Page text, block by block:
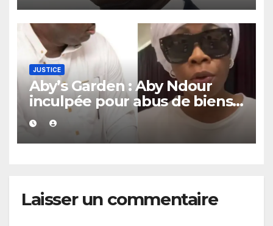
JUSTICE
Aby’s Garden : Aby Ndour
inculpée pour abus de biens
sociaux dans une affaire
portant sur 420 millions FCFA
Laisser un commentaire